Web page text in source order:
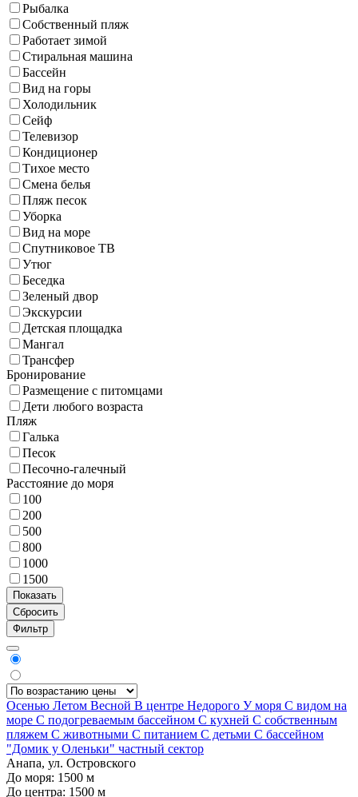
Рыбалка
Собственный пляж
Работает зимой
Стиральная машина
Бассейн
Вид на горы
Холодильник
Сейф
Телевизор
Кондиционер
Тихое место
Смена белья
Пляж песок
Уборка
Вид на море
Спутниковое ТВ
Утюг
Беседка
Зеленый двор
Экскурсии
Детская площадка
Мангал
Трансфер
Бронирование
Размещение с питомцами
Дети любого возраста
Пляж
Галька
Песок
Песочно-галечный
Расстояние до моря
100
200
500
800
1000
1500
Фильтр
Осенью Летом Весной В центре Недорого У моря С видом на
море С подогреваемым бассейном С кухней С собственным
пляжем С животными С питанием С детьми С бассейном
"Домик у Оленьки" частный сектор
Анапа, ул. Островского
До моря: 1500 м
До центра: 1500 м